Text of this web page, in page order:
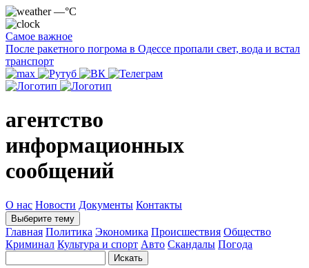
—°C
Самое важное
После ракетного погрома в Одессе пропали свет, вода и встал
транспорт
агентство
информационных
сообщений
О нас Новости Документы Контакты
Выберите тему
Главная Политика Экономика Происшествия Общество
Криминал Культура и спорт Авто Скандалы Погода